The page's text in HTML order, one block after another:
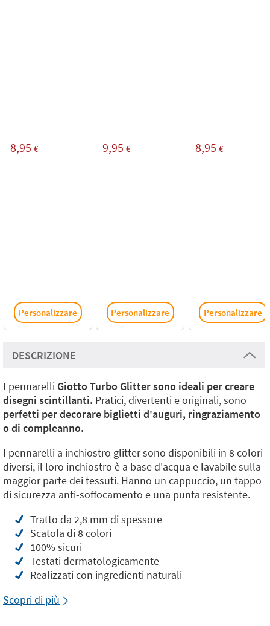
8,95 €
Personalizzare
9,95 €
Personalizzare
8,95 €
Personalizzare
DESCRIZIONE
I pennarelli Giotto Turbo Glitter sono ideali per creare
disegni scintillanti. Pratici, divertenti e originali, sono
perfetti per decorare biglietti d'auguri, ringraziamento
o di compleanno.
I pennarelli a inchiostro glitter sono disponibili in 8 colori
diversi, il loro inchiostro è a base d'acqua e lavabile sulla
maggior parte dei tessuti. Hanno un cappuccio, un tappo
di sicurezza anti-soffocamento e una punta resistente.
Tratto da 2,8 mm di spessore
Scatola di 8 colori
100% sicuri
Testati dermatologicamente
Realizzati con ingredienti naturali
Scopri di più